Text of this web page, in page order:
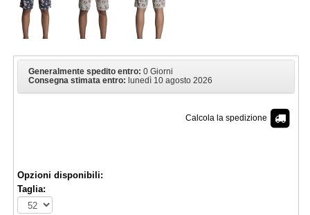
Generalmente spedito entro: 0 Giorni
Consegna stimata entro: lunedì 10 agosto 2026
Calcola la spedizione
Opzioni disponibili:
Taglia: